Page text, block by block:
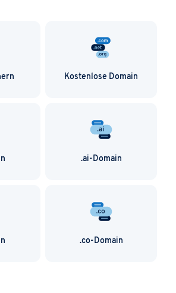
Kostenlose Domain
.ai-Domain
.co-Domain